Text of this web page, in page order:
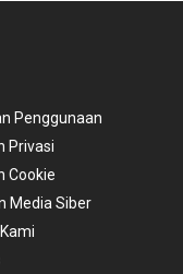
Penggunaan
Privasi
Cookie
Media Siber